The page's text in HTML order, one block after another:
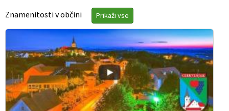
Znamenitosti v občini Prikaži vse